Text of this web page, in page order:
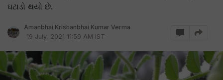
ઘટાડો થયો છે.
Amanbhai Krishanbhai Kumar Verma
19 July, 2021 11:59 AM IST